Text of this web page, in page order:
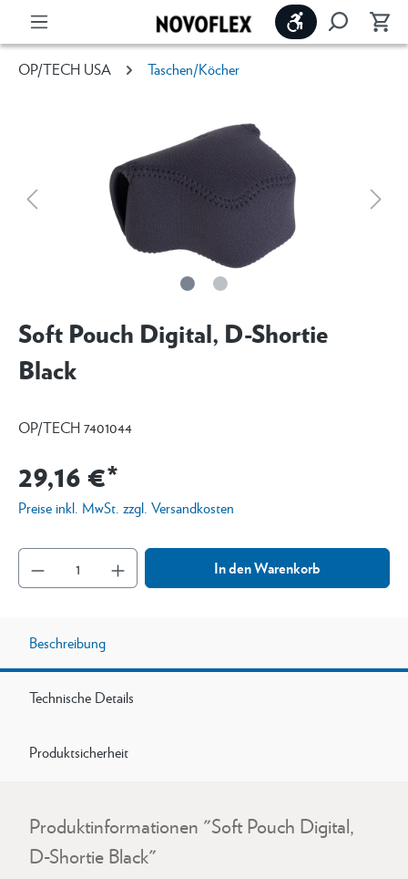
Werkzeugleiste
OP/TECH USA Taschen/Köcher
Soft Pouch Digital, D-Shortie
Black
OP/TECH 7401044
29,16 €*
Preise inkl. MwSt. zzgl. Versandkosten
In den Warenkorb
Beschreibung
Technische Details
Produktsicherheit
Produktinformationen "Soft Pouch Digital,
D-Shortie Black"